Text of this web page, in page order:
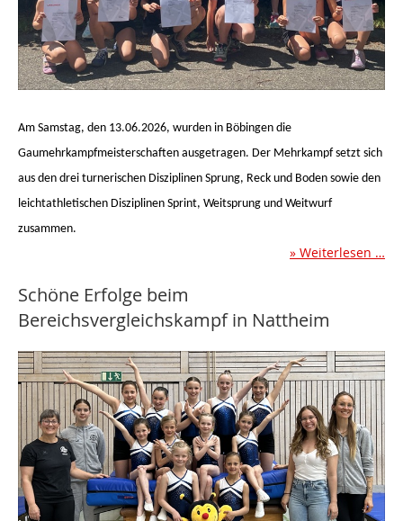
Am Samstag, den 13.06.2026, wurden in Böbingen die
Gaumehrkampfmeisterschaften ausgetragen. Der Mehrkampf setzt sich
aus den drei turnerischen Disziplinen Sprung, Reck und Boden sowie den
leichtathletischen Disziplinen Sprint, Weitsprung und Weitwurf
zusammen.
Weiterlesen …
Schöne Erfolge beim
Bereichsvergleichskampf in Nattheim